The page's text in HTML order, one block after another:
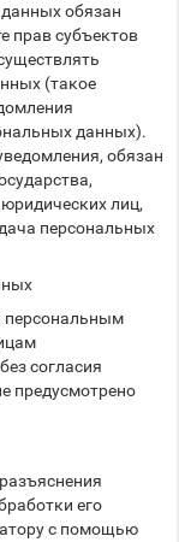
обязан
прав субъектов
(такое
данных).
обязан
лиц,
персональных
персональным
согласия
предусмотрено
его
с помощью